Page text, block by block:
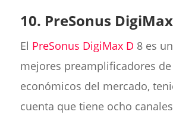
10. PreSonus
El PreSonus DigiMax D 8 es
mejores preamplificadores
económicos del mercado,
cuenta que tiene ocho